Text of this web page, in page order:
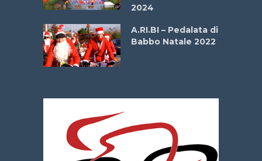
2024
A.RI.BI – Pedalata di
Babbo Natale 2022